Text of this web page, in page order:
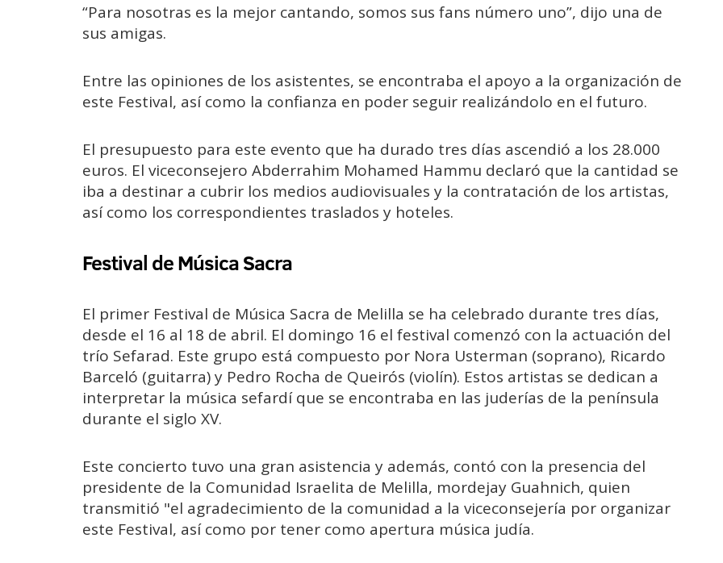
“Para nosotras es la mejor cantando, somos sus fans número uno”, dijo una de
sus amigas.
Entre las opiniones de los asistentes, se encontraba el apoyo a la organización de
este Festival, así como la confianza en poder seguir realizándolo en el futuro.
El presupuesto para este evento que ha durado tres días ascendió a los 28.000
euros. El viceconsejero Abderrahim Mohamed Hammu declaró que la cantidad se
iba a destinar a cubrir los medios audiovisuales y la contratación de los artistas,
así como los correspondientes traslados y hoteles.
Festival de Música Sacra
El primer Festival de Música Sacra de Melilla se ha celebrado durante tres días,
desde el 16 al 18 de abril. El domingo 16 el festival comenzó con la actuación del
trío Sefarad. Este grupo está compuesto por Nora Usterman (soprano), Ricardo
Barceló (guitarra) y Pedro Rocha de Queirós (violín). Estos artistas se dedican a
interpretar la música sefardí que se encontraba en las juderías de la península
durante el siglo XV.
Este concierto tuvo una gran asistencia y además, contó con la presencia del
presidente de la Comunidad Israelita de Melilla, mordejay Guahnich, quien
transmitió "el agradecimiento de la comunidad a la viceconsejería por organizar
este Festival, así como por tener como apertura música judía.